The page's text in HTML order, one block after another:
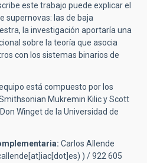
este trabajo puede explicar el
supernovas: las de baja
la investigación aportaría una
sobre la teoría que asocia
con los sistemas binarios de
está compuesto por los
Mukremin Kilic y Scott
Winget de la Universidad de
Carlos Allende
) / 922 605